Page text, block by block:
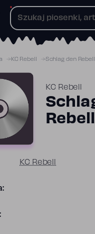
KC Rebell Schlag den Rebell
KC Rebell
Rebell
KC Rebell